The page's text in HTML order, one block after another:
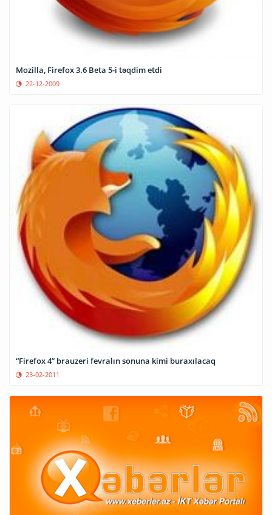
Mozilla, Firefox 3.6 Beta 5-i təqdim etdi
22-12-2009
“Firefox 4” brauzeri fevralın sonuna kimi buraxılacaq
23-02-2011